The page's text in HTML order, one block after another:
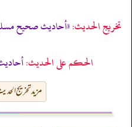
تخریج الحدیث:«أحاديث صحيح
الحكم على الحديث:
مزید تخریج